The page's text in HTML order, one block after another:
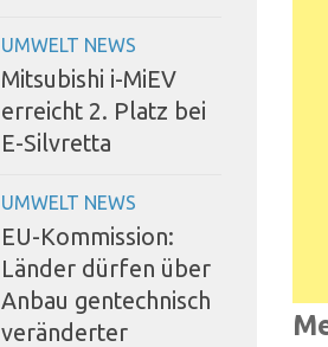
UMWELT NEWS
Mitsubishi i-MiEV
erreicht 2. Platz bei
E-Silvretta
UMWELT NEWS
EU-Kommission:
Länder dürfen über
Anbau gentechnisch
veränderter